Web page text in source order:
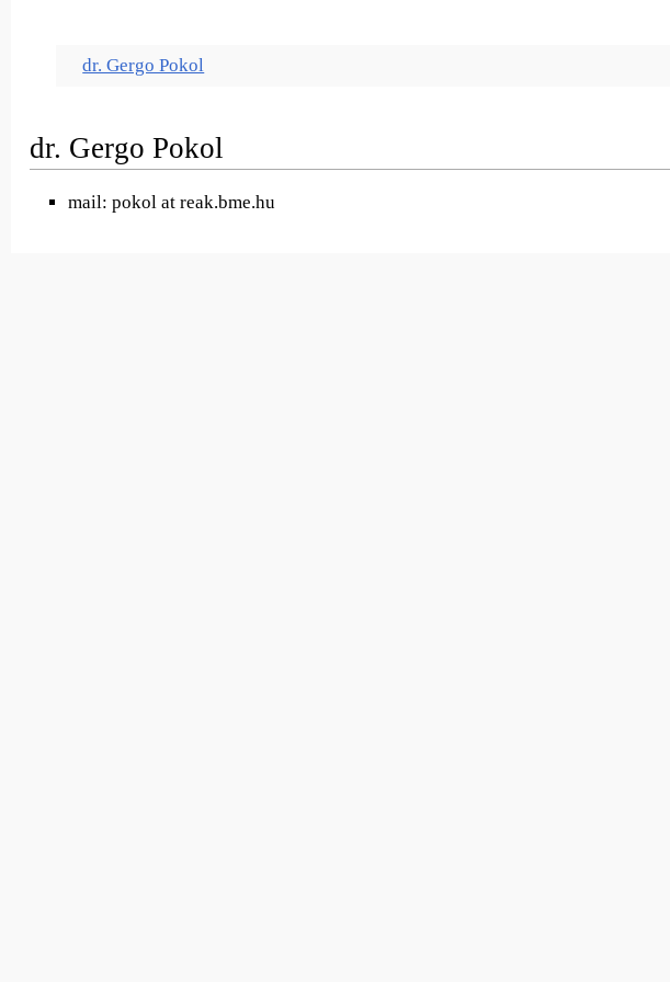
dr. Gergo Pokol
dr. Gergo Pokol
mail: pokol at reak.bme.hu